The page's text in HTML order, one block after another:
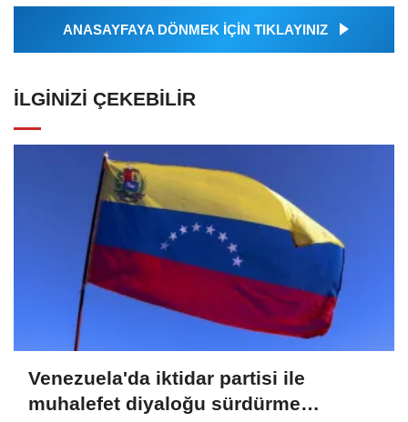
ANASAYFAYA DÖNMEK İÇİN TIKLAYINIZ
İLGINIZI ÇEKEBILIR
Venezuela'da iktidar partisi ile
muhalefet diyaloğu sürdürme